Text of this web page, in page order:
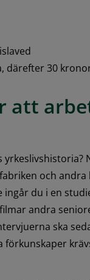
därefter 30
att
och
ingår du i en
andra
ska
förkunskaper